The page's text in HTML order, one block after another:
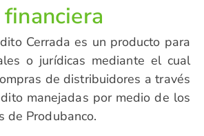
Cerrada es un producto para
o jurídicas mediante el cual
de distribuidores a través
manejadas por medio de los
de Produbanco.